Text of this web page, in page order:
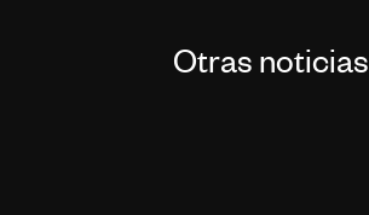
Otras noticias